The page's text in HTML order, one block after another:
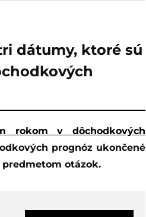
dátumy, ktoré sú
rokom v dôchodkových
prognóz ukončené
otázok.